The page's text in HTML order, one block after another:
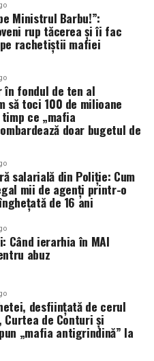
Ministrul Barbu!”:
rup tăcerea și îi fac
rachetiștii mafiei
în fondul de ten al
să toci 100 de milioane
ce „mafia
doar bugetul de
salarială din Poliție: Cum
mii de agenți printr-o
de 16 ani
Când ierarhia în MAI
abuz
desființată de cerul
de Conturi și
„mafia antigrindină” la